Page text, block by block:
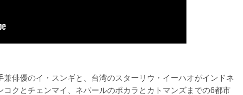
兼俳優のイ・スンギと、台湾のスターリウ・イーハオがインドネ
コクとチェンマイ、ネパールのポカラとカトマンズまでの6都市